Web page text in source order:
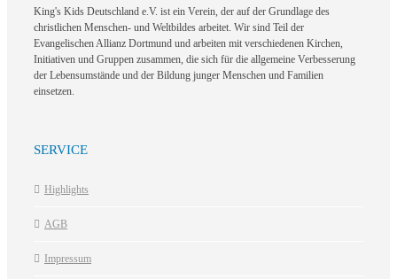
King's Kids Deutschland e.V. ist ein Verein, der auf der Grundlage des
christlichen Menschen- und Weltbildes arbeitet. Wir sind Teil der
Evangelischen Allianz Dortmund und arbeiten mit verschiedenen Kirchen,
Initiativen und Gruppen zusammen, die sich für die allgemeine Verbesserung
der Lebensumstände und der Bildung junger Menschen und Familien
einsetzen.
SERVICE
Highlights
AGB
Impressum